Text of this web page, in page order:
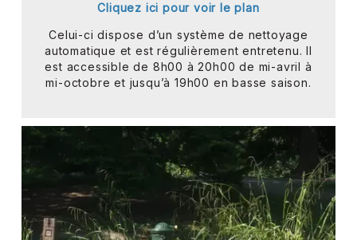
Cliquez ici pour voir le plan
Celui-ci dispose d’un système de nettoyage
automatique et est régulièrement entretenu. Il
est accessible de 8h00 à 20h00 de mi-avril à
mi-octobre et jusqu’à 19h00 en basse saison.